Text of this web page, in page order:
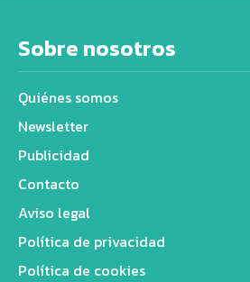
Sobre nosotros
Quiénes somos
Newsletter
Publicidad
Contacto
Aviso legal
Política de privacidad
Política de cookies